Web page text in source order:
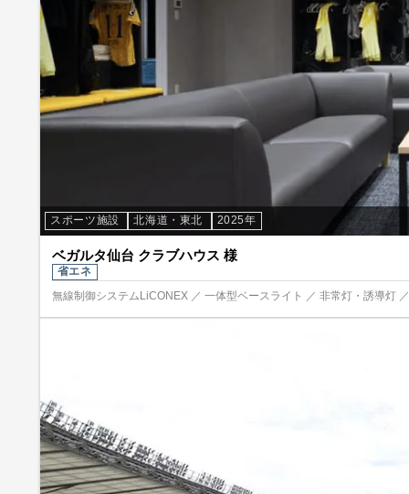
スポーツ施設 北海道・東北 2025年
ベガルタ仙台 クラブハウス 様
省エネ
無線制御システムLiCONEX ／ 一体型ベースライト ／ 非常灯・誘導灯